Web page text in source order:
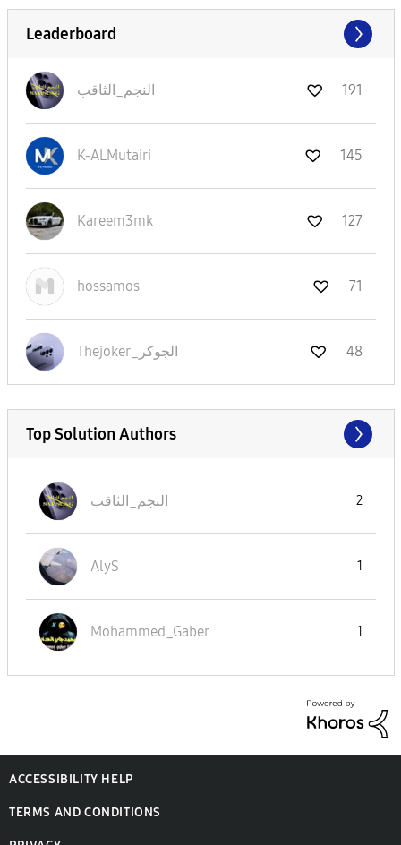
Leaderboard
النجم_الثاقب 191
K-ALMutairi 145
Kareem3mk 127
hossamos 71
Thejoker_الجوكر 48
Top Solution Authors
النجم_الثاقب 2
AlyS 1
Mohammed_Gaber 1
ACCESSIBILITY HELP
TERMS AND CONDITIONS